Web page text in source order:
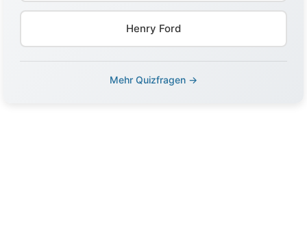
Henry Ford
Mehr Quizfragen →